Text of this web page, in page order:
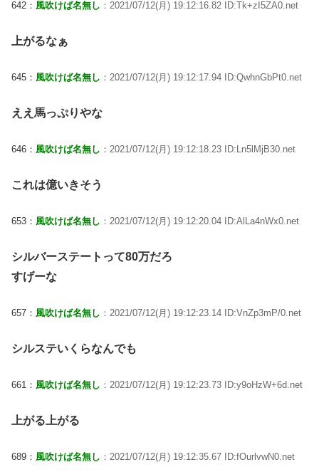
642： 風吹けば名無し ：2021/07/12(月) 19:12:16.82 ID:Tk+zI5ZA0.net
上がるなぁ
645： 風吹けば名無し ：2021/07/12(月) 19:12:17.94 ID:QwhnGbPt0.net
ええ馬っぷりやな
646： 風吹けば名無し ：2021/07/12(月) 19:12:18.23 ID:Ln5lMjB30.net
これは億いきそう
653： 風吹けば名無し ：2021/07/12(月) 19:12:20.04 ID:AlLa4nWx0.net
シルバーステートって80万だろ
すげーな
657： 風吹けば名無し ：2021/07/12(月) 19:12:23.14 ID:VnZp3mP/0.net
シルステいくらなんでも
661： 風吹けば名無し ：2021/07/12(月) 19:12:23.73 ID:y9oHzW+6d.net
上がる上がる
689： 風吹けば名無し ：2021/07/12(月) 19:12:35.67 ID:fOurlvwN0.net